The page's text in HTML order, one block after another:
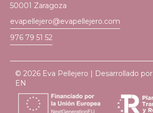
50001 Zaragoza
evapellejero@evapellejero.com
976 79 51 52
© 2026 Eva Pellejero | Desarrollado por
EN